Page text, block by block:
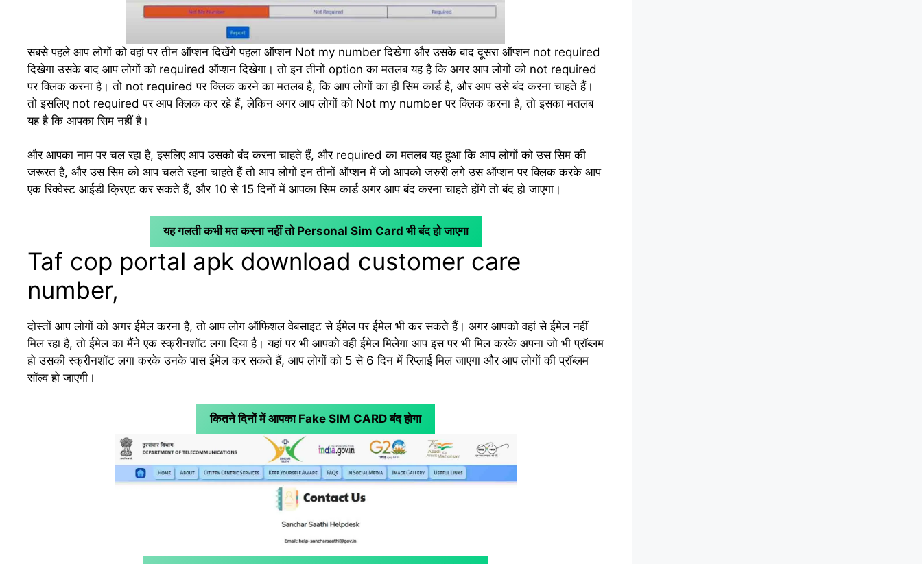
सबसे पहले आप लोगों को वहां पर तीन ऑप्शन दिखेंगे पहला ऑप्शन Not my number दिखेगा और उसके बाद दूसरा ऑप्शन not required
दिखेगा उसके बाद आप लोगों को required ऑप्शन दिखेगा। तो इन तीनों option का मतलब यह है कि अगर आप लोगों को not required
पर क्लिक करना है। तो not required पर क्लिक करने का मतलब है, कि आप लोगों का ही सिम कार्ड है, और आप उसे बंद करना चाहते हैं।
तो इसलिए not required पर आप क्लिक कर रहे हैं, लेकिन अगर आप लोगों को Not my number पर क्लिक करना है, तो इसका मतलब
यह है कि आपका सिम नहीं है।
और आपका नाम पर चल रहा है, इसलिए आप उसको बंद करना चाहते हैं, और required का मतलब यह हुआ कि आप लोगों को उस सिम की
जरूरत है, और उस सिम को आप चलते रहना चाहते हैं तो आप लोगों इन तीनों ऑप्शन में जो आपको जरुरी लगे उस ऑप्शन पर क्लिक करके आप
एक रिक्वेस्ट आईडी क्रिएट कर सकते हैं, और 10 से 15 दिनों में आपका सिम कार्ड अगर आप बंद करना चाहते होंगे तो बंद हो जाएगा।
यह गलती कभी मत करना नहीं तो Personal Sim Card भी बंद हो जाएगा
Taf cop portal apk download customer care
number,
दोस्तों आप लोगों को अगर ईमेल करना है, तो आप लोग ऑफिशल वेबसाइट से ईमेल पर ईमेल भी कर सकते हैं। अगर आपको वहां से ईमेल नहीं
मिल रहा है, तो ईमेल का मैंने एक स्क्रीनशॉट लगा दिया है। यहां पर भी आपको वही ईमेल मिलेगा आप इस पर भी मिल करके अपना जो भी प्रॉब्लम
हो उसकी स्क्रीनशॉट लगा करके उनके पास ईमेल कर सकते हैं, आप लोगों को 5 से 6 दिन में रिप्लाई मिल जाएगा और आप लोगों की प्रॉब्लम
सॉल्व हो जाएगी।
कितने दिनों में आपका Fake SIM CARD बंद होगा